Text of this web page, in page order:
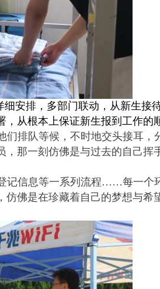
安排，多部门联动，从新生接
从根本上保证新生报到工作的
排队等候，不时地交头接耳，
那一刻仿佛是与过去的自己挥
记信息等一系列流程……每一个
佛是在珍藏着自己的梦想与希